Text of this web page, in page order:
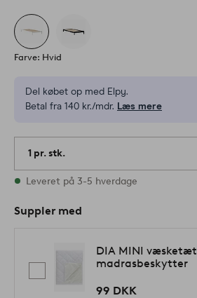
Farve: Hvid
Del købet op med Elpy.
Betal fra 140 kr./mdr. Læs mere
1 pr. stk.
På lager
Leveret på 3-5 hverdage
Suppler med
DIA MINI væsketæt
madrasbeskytter
99 DKK